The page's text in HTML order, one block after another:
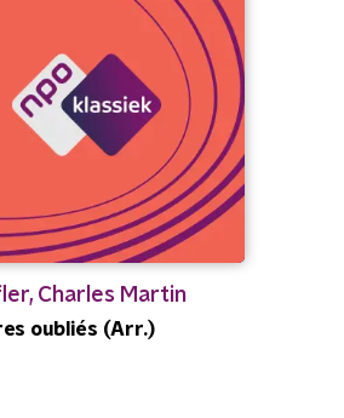
Charles Martin
oubliés (Arr.)